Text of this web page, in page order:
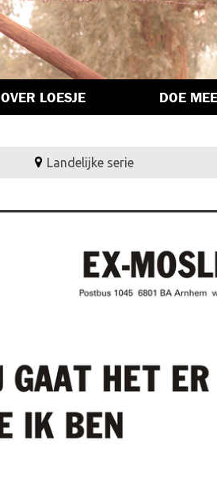
OVER LOESJE DOE MEE
Landelijke serie